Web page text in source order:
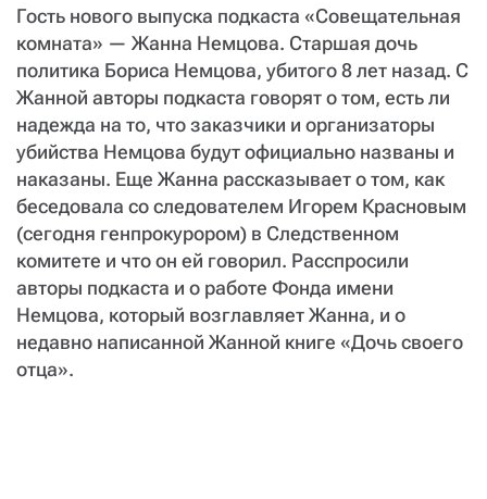
Гость нового выпуска подкаста «Совещательная
комната» — Жанна Немцова. Старшая дочь
политика Бориса Немцова, убитого 8 лет назад. С
Жанной авторы подкаста говорят о том, есть ли
надежда на то, что заказчики и организаторы
убийства Немцова будут официально названы и
наказаны. Еще Жанна рассказывает о том, как
беседовала со следователем Игорем Красновым
(сегодня генпрокурором) в Следственном
комитете и что он ей говорил. Расспросили
авторы подкаста и о работе Фонда имени
Немцова, который возглавляет Жанна, и о
недавно написанной Жанной книге «Дочь своего
отца».
ПОДЕЛИТЬСЯ С ДРУЗЬЯМИ
Если у вас есть вопросы, пишите donate@novayagazeta.ruили
+7 (929) 612-03-68